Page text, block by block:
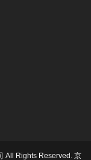
All Rights Reserved. 京